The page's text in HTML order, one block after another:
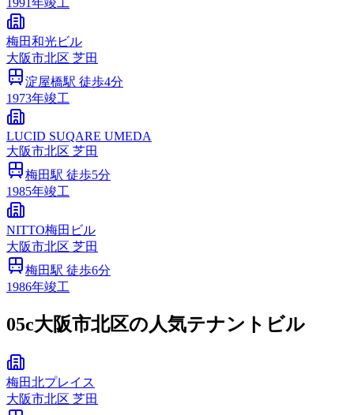
1991年竣工
梅田和光ビル
大阪市北区 芝田
淀屋橋駅 徒歩4分
1973年竣工
LUCID SUQARE UMEDA
大阪市北区 芝田
梅田駅 徒歩5分
1985年竣工
NITTO梅田ビル
大阪市北区 芝田
梅田駅 徒歩6分
1986年竣工
05c大阪市北区の人気テナントビル
梅田北プレイス
大阪市北区 芝田